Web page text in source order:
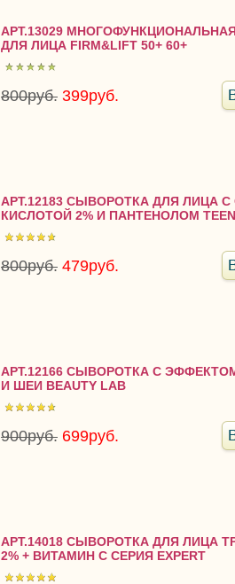
АРТ.13029
ДЛЯ ЛИЦА FIRM&LIFT 50+ 60+
800руб. 399руб.
АРТ.12183 СЫВОРОТКА ДЛЯ ЛИЦА
КИСЛОТОЙ 2% И ПАНТЕНОЛОМ TEEN
800руб. 479руб.
АРТ.12166 СЫВОРОТКА С
И ШЕИ BEAUTY LAB
900руб. 699руб.
АРТ.14018 СЫВОРОТКА ДЛЯ ЛИЦА
2% + ВИТАМИН С СЕРИЯ EXPERT